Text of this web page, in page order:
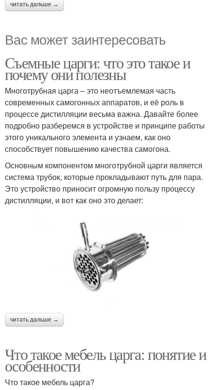
читать дальше →
Вас может заинтересовать
Съемные царги: что это такое и
почему они полезны
Многотрубная царга – это неотъемлемая часть
современных самогонных аппаратов, и её роль в
процессе дистилляции весьма важна. Давайте более
подробно разберемся в устройстве и принципе работы
этого уникального элемента и узнаем, как оно
способствует повышению качества самогона.
Основным компонентом многотрубной царги является
система трубок, которые прокладывают путь для пара.
Это устройство приносит огромную пользу процессу
дистилляции, и вот как оно это делает:
читать дальше →
Что такое мебель царга: понятие и
особенности
Что такое мебель царга?